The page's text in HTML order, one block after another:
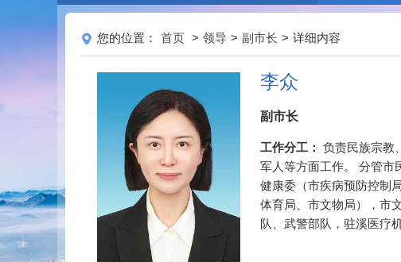
您的位置： 首页 > 领导 > 副市长 > 详细内容
李众
副市长
工作分工： 负责民族宗教
军人等方面工作。 分管市
健康委（市疾病预防控制
体育局、市文物局），市
队、武警部队，驻溪医疗机